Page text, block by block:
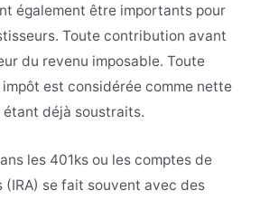
également être importants pour
Toute contribution avant
du revenu imposable. Toute
est considérée comme nette
étant déjà soustraits.
les 401ks ou les comptes de
se fait souvent avec des